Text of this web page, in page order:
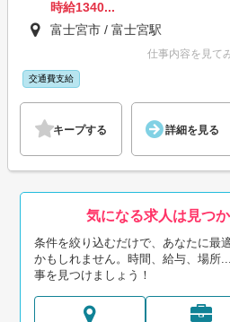
時給1340...
富士宮市 / 富士宮駅
仕事内容を見て
交通費支給
キープする 詳細を見る
気になる求人は見つ
条件を絞り込むだけで、あなたに最
かもしれません。時間、給与、場所
事を見つけましょう！